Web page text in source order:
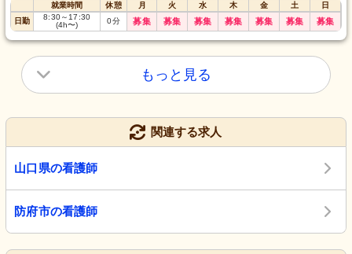
就業時間 休憩 月 火 水 木 金 土
日
日勤
8:30～17:30
(4h〜)
0分 募集 募集 募集 募集 募集 募集 募集
もっと見る
関連する求人
山口県の看護師
防府市の看護師